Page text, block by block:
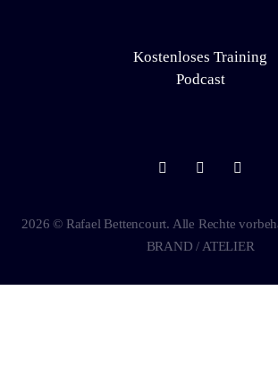
Kostenloses Training
Podcast
2026 © Rafael Bettencourt. Alle Rechte
BRAND / ATELIER